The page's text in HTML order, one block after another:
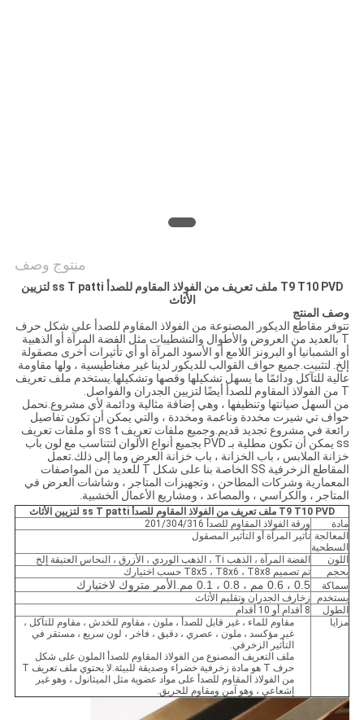
منتوج وصف
T9 T10 PVD ملف تعريف من الفولاذ المقاوم للصدأ ss T patti لتزيين
الأثاث
وصف المنتج
تتوفر مقاطع الديكور المصنوعة من الفولاذ المقاوم للصدأ على شكل حرف
T بالعديد من العروض والأطوال والتشطيبات مثل الفضة المرآة أو الذهبية
أو الشمبانيا أو البرونز اللامع أو الأسود المرآة أو أي تأثيرات أخرى مصقولة
إلخ. لتثبيت.جميع حواف القوالب للديكور لدينا غير مغناطيسية ، ولها مقاومة
عالية للتآكل ودائمًا ما يسهل تشكيلها وقصها وتشكيلها.يستخدم ملف تعريف
T من الفولاذ المقاوم للصدأ أيضًا لتزيين الجدران والفواصل.
من السهل صيانتها وتنظيفها ، وهي إضافة مثالية ودائمة لأي مشروع.نحمل
حواف تي شيرت مخددة وناعمة ومخددة ، والتي يمكن أن تكون تفاصيل
رائعة في مشروع تجديد قديم.وجميع ملفات تعريف ss t أو ملفات تعريف
ss يمكن أن تكون مطلية بـ PVD بجميع أنواع الألوان لتتناسب مع لون باب
خزانة الملابس ، باب الخزانة ، باب خزانة العرض وما إلى ذلك.تعمل
المقاطع الزخرفية SS الخاصة بنا على شكل T للعديد من المواصفات
المعمارية وشركات المطاحن ، وتجهيزات المتاجر ، وشاشات العرض في
المتاجر ، والكراسي ، والمصاعد ، ومشاريع الأعمال الخشبية.
T9 T10 PVD ملف تعريف من الفولاذ المقاوم للصدأ ss T patti لتزيين الأثاث
مادة
ورقة الفولاذ المقاوم للصدأ 201/304/316
المعالجة
السطحية
تأثير المرآة أو التأثير المصقول
اللون
الفضة المرآة ، الذهب Ti ، الذهب الوردي ، الأزرق ، النحاس العتيقة إلخ
بحجم
تم تصميم T8x5 ، T8x6 ، T8x8 حسب اختيارك
سماكة
0.5 ، 0.6 مم ، 0.8 ، 0.1 مم.الأمر متروك لاختيارك
يستخدم
زخارف الجدران وتقليم الأثاث
الطول
8 أقدام أو 10 أقدام
مزايا
مقاوم للماء ، غير قابل للصدأ ، ملون ، مقاوم للخدش ، مقاوم للتآكل ،
غير مؤكسد ، ملون ، عصري ، دقيق ، فاخر ، لون سريع ، مستقر في
التأثير الزخرفي.
ملف التعريف المصنوع من الفولاذ المقاوم للصدأ الملون على شكل
حرف T هو مادة زخرفية خضراء وصديقة للبيئة.لا يحتوي ملف تعريف T
من الفولاذ المقاوم للصدأ على مواد عضوية مثل الميثانول ، وهو غير
إشعاعي ، وهو آمن ومقاوم للحريق.